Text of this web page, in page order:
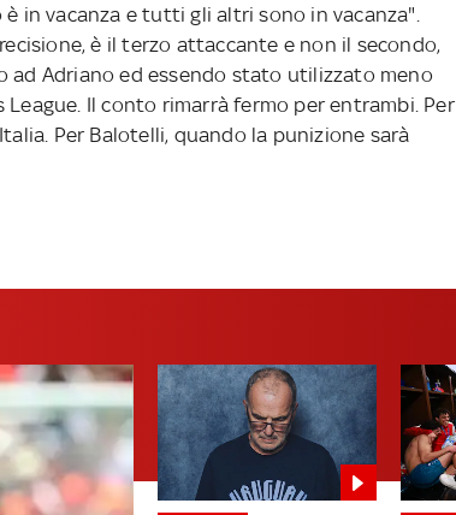
è in vacanza e tutti gli altri sono in vacanza".
è il terzo attaccante e non il secondo,
ad Adriano ed essendo stato utilizzato meno
Il conto rimarrà fermo per entrambi. Per
Per Balotelli, quando la punizione sarà